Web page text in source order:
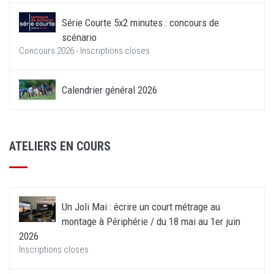
Série Courte 5x2 minutes : concours de
scénario
Concours 2026 - Inscriptions closes
Calendrier général 2026
ATELIERS EN COURS
Un Joli Mai : écrire un court métrage au
montage à Périphérie / du 18 mai au 1er juin
2026
Inscriptions closes